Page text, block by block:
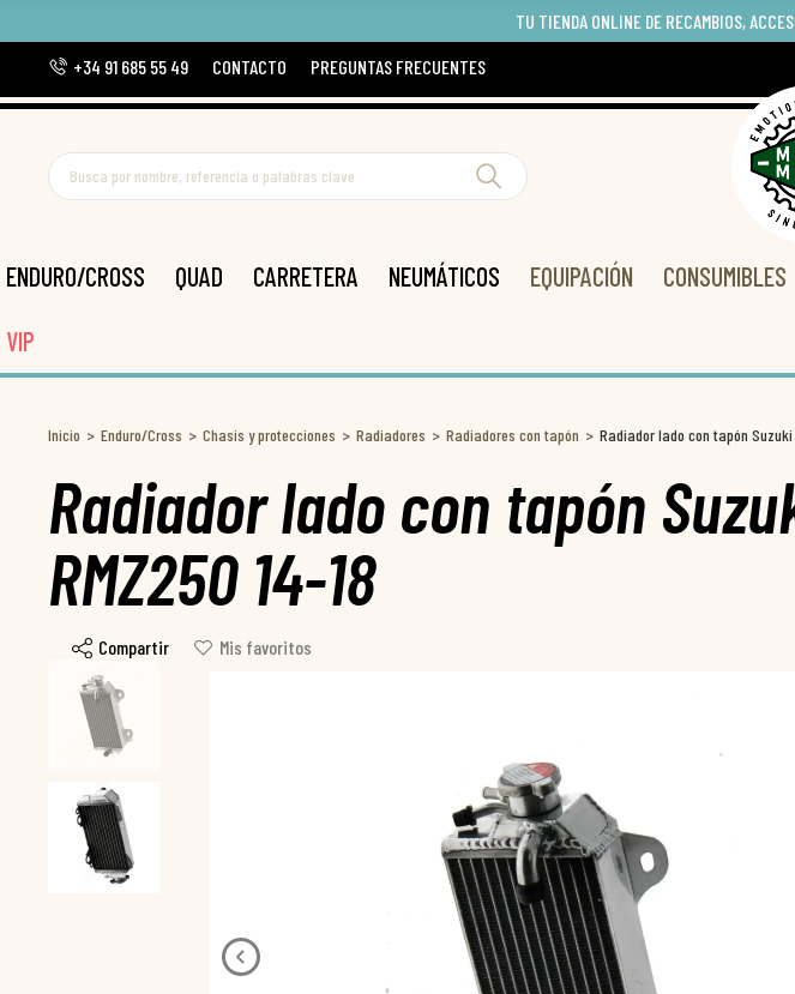
TU TIENDA ONLINE DE RECAMBIOS,
+34 91 685 55 49
CONTACTO PREGUNTAS FRECUENTES
ENDURO/CROSS QUAD CARRETERA NEUMÁTICOS EQUIPACIÓN CONSUMIBLES
VIP
Inicio Enduro/Cross Chasis y protecciones Radiadores Radiadores con tapón Radiador lado con tapón Suzuki
Radiador lado con tapón
RMZ250 14-18
Compartir Mis favoritos